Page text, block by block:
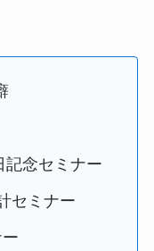
念セミナー
セミナー